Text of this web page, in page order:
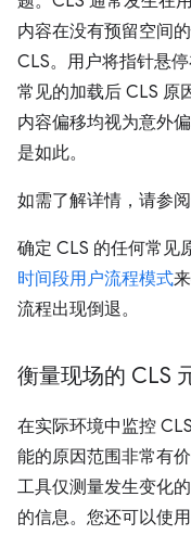
内容在没有预留空间
CLS。用户将指针悬
常见的加载后 CLS 原
内容偏移均视为意外
是如此。
如需了解详情，请参阅
确定 CLS 的任何常见
时间段用户流程模式
流程出现倒退。
衡量现场的 CLS
在实际环境中监控
能的原因范围非常有
工具仅测量发生变化
的信息。您还可以使